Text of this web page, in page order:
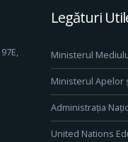
Legături
Ministerul
Ministerul Apelor
Administrația
United Nations